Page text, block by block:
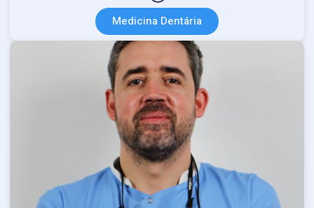
Medicina Dentária